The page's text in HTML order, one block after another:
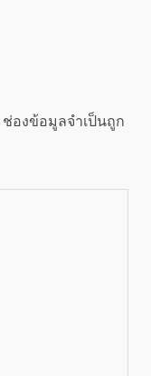
ช่องข้อมูลจำเป็นถูก